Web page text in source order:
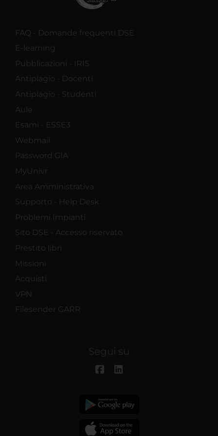
FAQ - Domande frequenti DSE
E-learning
Pubblicazioni - IRIS
Antiplagio - Docenti
Antiplagio - Studenti
Aule
Esami - ESSE3
Webmail
Password GIA
MyUnivr
Area Amministrativa
Supporto - Help Desk
Problemi Impianti
Sito DSE - Accesso riservato
Prestito libri
Missioni
Acquisti
VPN
Filesender GARR
Segui su